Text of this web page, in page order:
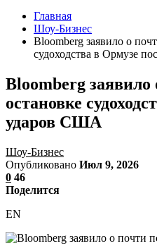
Главная
Шоу-Бизнес
Bloomberg заявило о
судоходства в Ормузе
Bloomberg
остановке
ударов США
Шоу-Бизнес
Опубликовано Июл 9, 2026
0 46
Поделится
EN